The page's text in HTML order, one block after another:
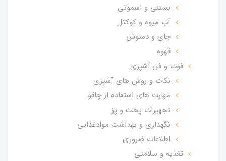
بستنی و اسموتی
آب میوه و کوکتل
چای و دمنوش
قهوه
فوت و فن آشپزی
نکات و روش های آشپزی
مهارت های استفاده از چاقو
تجهیزات پخت و پز
نگهداری و بهداشت موادغذایی
اطلاعات ضروری
تغذیه و سلامتی